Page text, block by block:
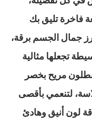
فاخرة تليق بك
جمال الجسم برقة،
تجعلها مثالية
مريح بخصر
لتنعمي بأقصى
لون أنيق وهادئ